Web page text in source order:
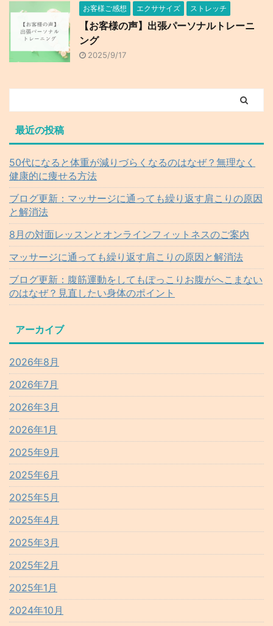
お客様ご感想 エクササイズ ストレッチ
【お客様の声】出張パーソナルトレーニ
ング
2025/9/17
最近の投稿
50代になると体重が減りづらくなるのはなぜ？無理なく
健康的に痩せる方法
ブログ更新：マッサージに通っても繰り返す肩こりの原因
と解消法
8月の対面レッスンとオンラインフィットネスのご案内
マッサージに通っても繰り返す肩こりの原因と解消法
ブログ更新：腹筋運動をしてもぽっこりお腹がへこまない
のはなぜ？見直したい身体のポイント
アーカイブ
2026年8月
2026年7月
2026年3月
2026年1月
2025年9月
2025年6月
2025年5月
2025年4月
2025年3月
2025年2月
2025年1月
2024年10月